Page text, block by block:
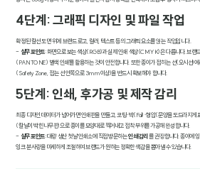
4단계: 그래픽 디자인 및 파일 작업
확정된 칼선 도면 위에 브랜드 로고, 컬러, 텍스트 등의 그래픽 요소를 얹는 작업입니다.
- 실무 포인트: 화면으로 보는 색상(RGB)과 실제 인쇄 색상(CMYK)은 다릅니다. 브랜
(PANTONE) 별색 인쇄'를 활용하는 것이 안전합니다. 또한 종이가 접히는 선(오시선)에
(Safety Zone, 접는 선 안쪽으로 3mm 이상)을 반드시 확보해야 합니다.
5단계: 인쇄, 후가공 및 제작 감리
최종 디자인 데이터가 넘어가면 인쇄판을 만들고, 코팅·박(Foil)·형압(문양을 도드라지게
(칼날이 박힌 나무판)으로 종이를 모양대로 찍어내고 접착 부위를 가공해 완성합니다.
- 실무 포인트: 대량 생산 첫날 인쇄소에 직접 방문하는인쇄 감리 를 권장합니다. 종이에
잉크 분사량을 미세하게 조절하여 브랜드가 원하는 정확한 색감을 뽑아낼 수 있습니다.